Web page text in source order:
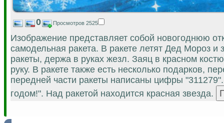
0 Просмотров 2525
Изображение представляет собой новогоднюю
самодельная ракета. В ракете летят Дед Мороз
ракеты, держа в руках жезл. Заяц в красном
руку. В ракете также есть несколько подарков,
передней части ракеты написаны цифры
годом!". Над ракетой находится красная звезда.